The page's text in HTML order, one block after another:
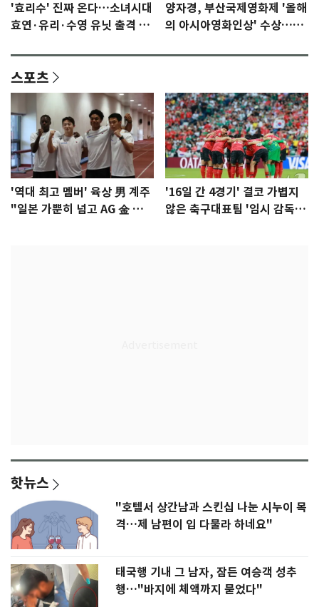
'효리수' 진짜 온다…소녀시대
효연·유리·수영 유닛 출격 [N
양자경, 부산국제영화제 '올해
의 아시아영화인상' 수상…15
스포츠
'역대 최고 멤버' 육상 男 계주
"일본 가뿐히 넘고 AG 金 따겠
'16일 간 4경기' 결코 가볍지
않은 축구대표팀 '임시 감독'
핫뉴스
"호텔서 상간남과 스킨십 나눈 시누이 목
격…제 남편이 입 다물라 하네요"
태국행 기내 그 남자, 잠든 여승객 성추
행…"바지에 체액까지 묻었다"